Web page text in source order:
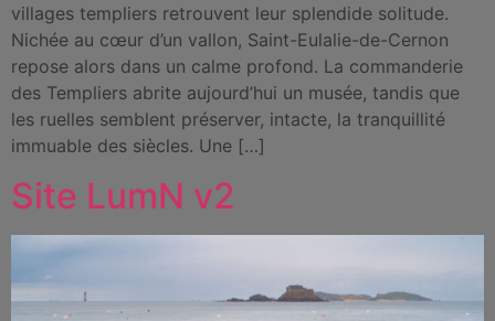
villages templiers retrouvent leur splendide solitude.
Nichée au cœur d’un vallon, Saint-Eulalie-de-Cernon
repose alors dans un calme profond. La commanderie
des Templiers abrite aujourd’hui un musée, tandis que
les ruelles semblent préserver, intacte, la tranquillité
immuable des siècles. Une […]
Site LumN v2